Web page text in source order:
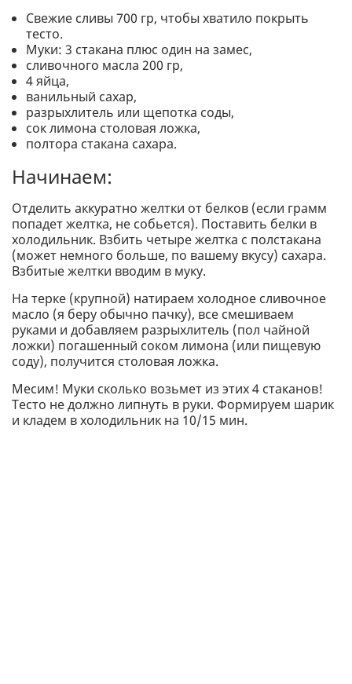
Свежие сливы 700 гр, чтобы хватило покрыть
тесто.
Муки: 3 стакана плюс один на замес,
сливочного масла 200 гр,
4 яйца,
ванильный сахар,
разрыхлитель или щепотка соды,
сок лимона столовая ложка,
полтора стакана сахара.
Начинаем:
Отделить аккуратно желтки от белков (если грамм
попадет желтка, не собьется). Поставить белки в
холодильник. Взбить четыре желтка с полстакана
(может немного больше, по вашему вкусу) сахара.
Взбитые желтки вводим в муку.
На терке (крупной) натираем холодное сливочное
масло (я беру обычно пачку), все смешиваем
руками и добавляем разрыхлитель (пол чайной
ложки) погашенный соком лимона (или пищевую
соду), получится столовая ложка.
Месим! Муки сколько возьмет из этих 4 стаканов!
Тесто не должно липнуть в руки. Формируем шарик
и кладем в холодильник на 10/15 мин.